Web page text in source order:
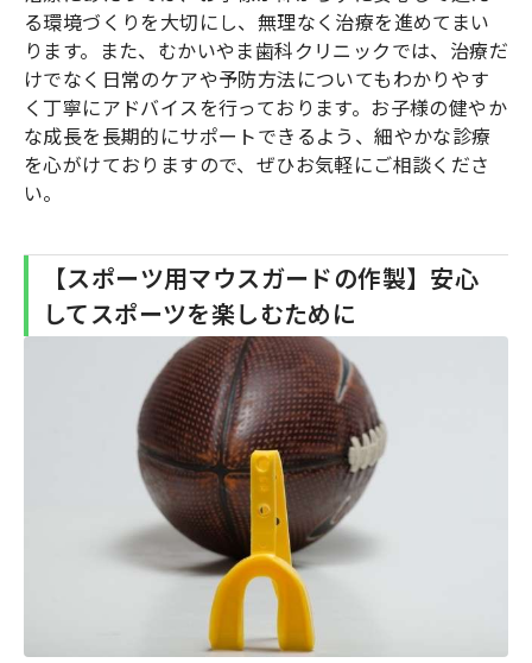
る環境づくりを大切にし、無理なく治療を進めてまい
ります。また、むかいやま歯科クリニックでは、治療だ
けでなく日常のケアや予防方法についてもわかりやす
く丁寧にアドバイスを行っております。お子様の健やか
な成長を長期的にサポートできるよう、細やかな診療
を心がけておりますので、ぜひお気軽にご相談くださ
い。
【スポーツ用マウスガードの作製】安心
してスポーツを楽しむために